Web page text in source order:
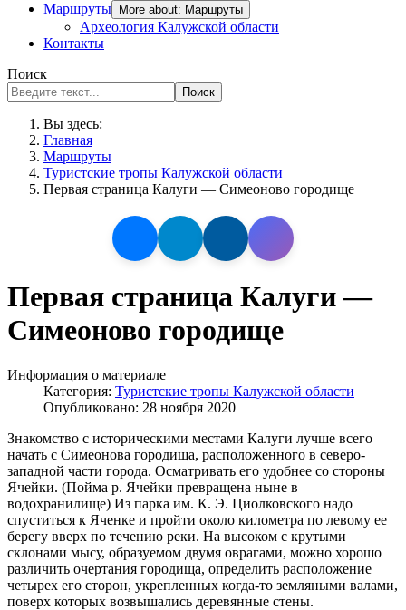
Маршруты
More about: Маршруты
Археология Калужской области
Контакты
Поиск
Поиск
Вы здесь:
Главная
Маршруты
Туристские тропы Калужской области
Первая страница Калуги — Симеоново городище
Первая страница Калуги —
Симеоново городище
Информация о материале
Категория: Туристские тропы Калужской области
Опубликовано: 28 ноября 2020
Знакомство с историческими местами Калуги лучше всего
начать с Симеонова городища, расположенного в северо-
западной части города. Осматривать его удобнее со стороны
Ячейки. (Пойма р. Ячейки превращена ныне в
водохранилище) Из парка им. К. Э. Циолковского надо
спуститься к Яченке и пройти около километра по левому ее
берегу вверх по течению реки. На высоком с крутыми
склонами мысу, образуемом двумя оврагами, можно хорошо
различить очертания городища, определить расположение
четырех его сторон, укрепленных когда-то земляными валами,
поверх которых возвышались деревянные стены.